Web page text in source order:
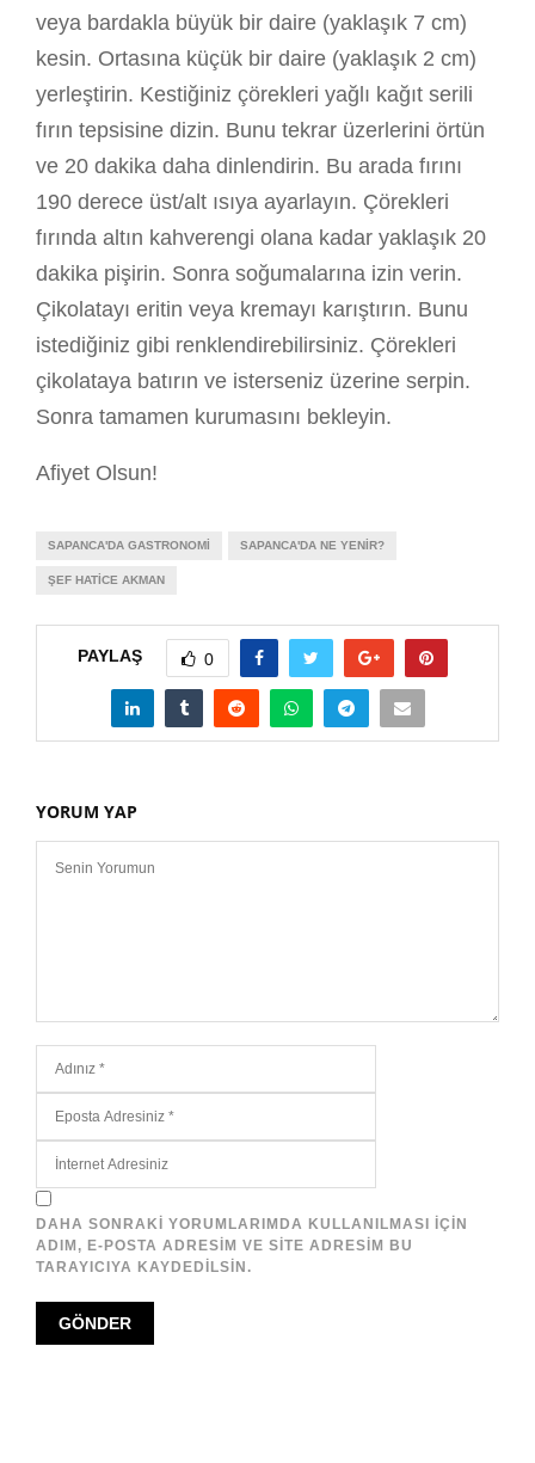
veya bardakla büyük bir daire (yaklaşık 7 cm)
kesin. Ortasına küçük bir daire (yaklaşık 2 cm)
yerleştirin. Kestiğiniz çörekleri yağlı kağıt serili
fırın tepsisine dizin. Bunu tekrar üzerlerini örtün
ve 20 dakika daha dinlendirin. Bu arada fırını
190 derece üst/alt ısıya ayarlayın. Çörekleri
fırında altın kahverengi olana kadar yaklaşık 20
dakika pişirin. Sonra soğumalarına izin verin.
Çikolatayı eritin veya kremayı karıştırın. Bunu
istediğiniz gibi renklendirebilirsiniz. Çörekleri
çikolataya batırın ve isterseniz üzerine serpin.
Sonra tamamen kurumasını bekleyin.
Afiyet Olsun!
SAPANCA'DA GASTRONOMI SAPANCA'DA NE YENIR?
ŞEF HATICE AKMAN
PAYLAŞ 0
YORUM YAP
DAHA SONRAKI YORUMLARIMDA KULLANILMASI IÇIN
ADIM, E-POSTA ADRESIM VE SITE ADRESIM BU
TARAYICIYA KAYDEDILSIN.